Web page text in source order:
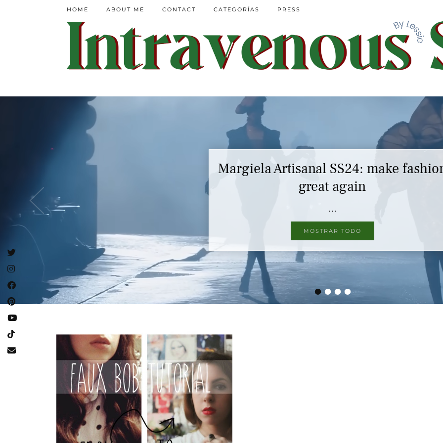
HOME ABOUT ME CONTACT CATEGORÍAS PRESS
••••
Margiela Artisanal SS24: make
great again
…
MOSTRAR TODO